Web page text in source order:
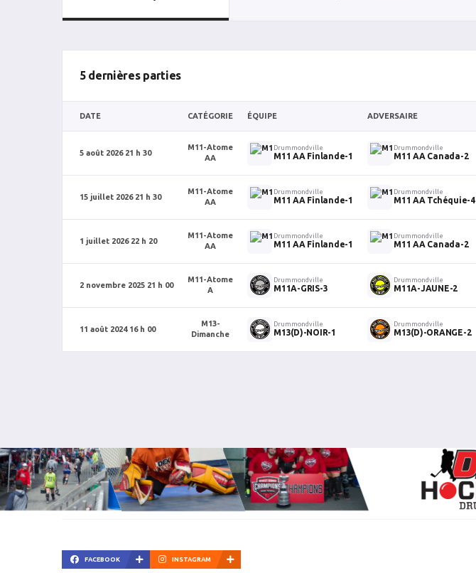
5 dernières parties
DATE CATÉGORIE ÉQUIPE ADVERSAIRE
5 août 2026 21 h 30
M11-Atome
AA
Drummondville
M11 AA Finlande-1
Drummondville
M11 AA Canada-2
15 juillet 2026 21 h 30
M11-Atome
AA
Drummondville
M11 AA Finlande-1
Drummondville
M11 AA Tchéquie-4
1 juillet 2026 22 h 20
M11-Atome
AA
Drummondville
M11 AA Finlande-1
Drummondville
M11 AA Canada-2
2 novembre 2025 21 h 00
M11-Atome
A
Drummondville
M11A-GRIS-3
Drummondville
M11A-JAUNE-2
11 août 2024 16 h 00
M13-
Dimanche
Drummondville
M13(D)-NOIR-1
Drummondville
M13(D)-ORANGE-2
FACEBOOK INSTAGRAM